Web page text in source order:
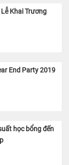
Khai Trương
End Party 2019
học bổng đến